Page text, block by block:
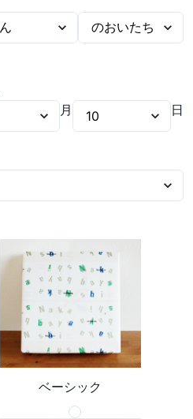
月 日
ベーシック